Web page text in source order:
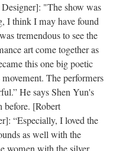
"The show was
I think I may have found
tremendous to see the
art come together as
this one big poetic
The performers
He says Shen Yun's
before. [Robert
“Especially, I loved the
as well with the